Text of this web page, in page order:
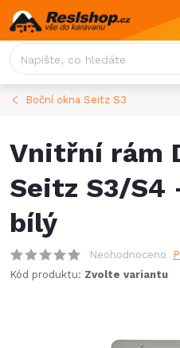
Přejít
na
obsah
Boční okna Seitz S3
Vnitřní rám
Seitz S3/S4
bílý
Neohodnoceno
Kód produktu: Zvolte variantu